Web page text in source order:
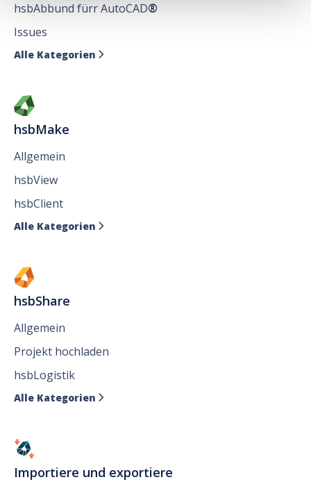
hsbAbbund fürr AutoCAD®
Issues
Alle Kategorien 
hsbMake
Allgemein
hsbView
hsbClient
Alle Kategorien 
hsbShare
Allgemein
Projekt hochladen
hsbLogistik
Alle Kategorien 
Importiere und exportiere